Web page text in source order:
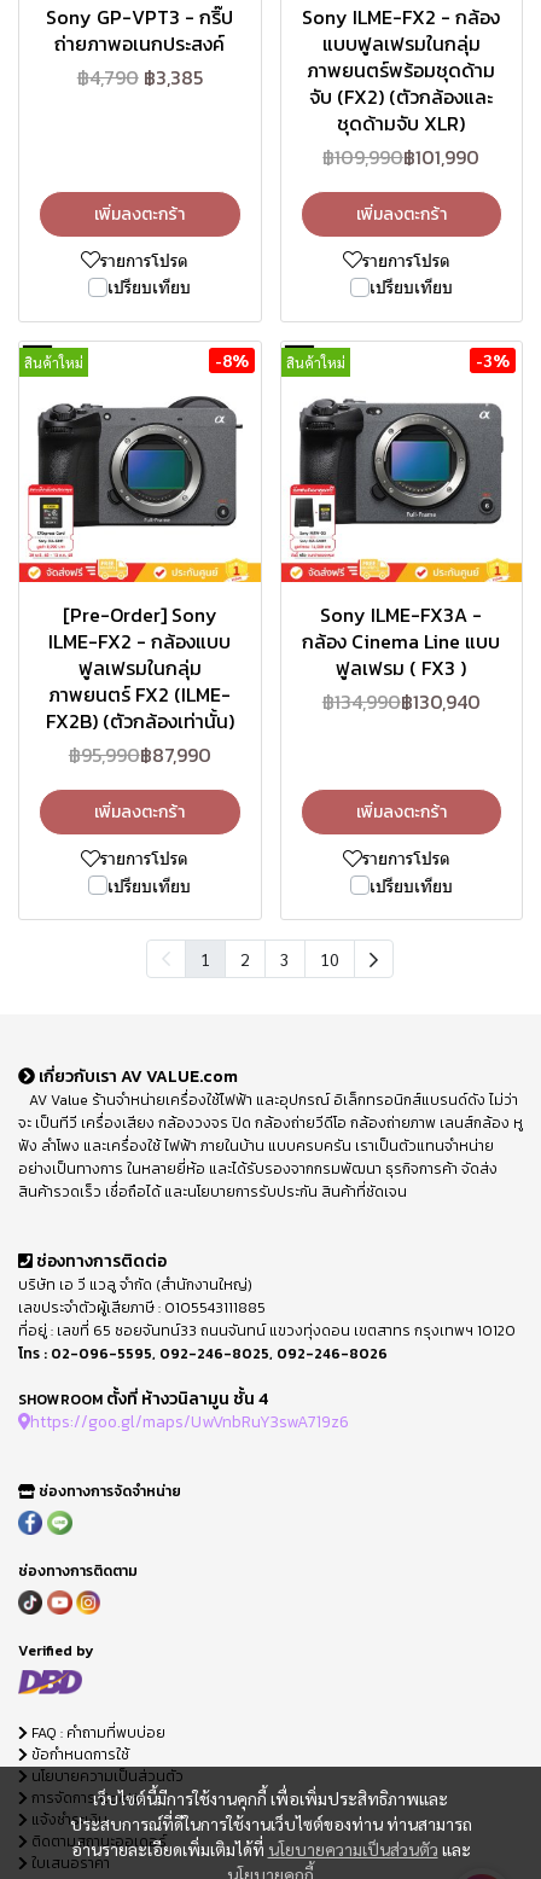
Sony GP-VPT3 - กริ๊ป
ถ่ายภาพอเนกประสงค์
฿4,790 ฿3,385
เพิ่มลงตะกร้า
รายการโปรด
เปรียบเทียบ
Sony ILME-FX2 - กล้อง
แบบฟูลเฟรมในกลุ่ม
ภาพยนตร์พร้อมชุดด้าม
จับ (FX2) (ตัวกล้องและ
ชุดด้ามจับ XLR)
฿109,990฿101,990
เพิ่มลงตะกร้า
รายการโปรด
เปรียบเทียบ
สินค้าใหม่ -8%
[Pre-Order] Sony
ILME-FX2 - กล้องแบบ
ฟูลเฟรมในกลุ่ม
ภาพยนตร์ FX2 (ILME-
FX2B) (ตัวกล้องเท่านั้น)
฿95,990฿87,990
เพิ่มลงตะกร้า
รายการโปรด
เปรียบเทียบ
สินค้าใหม่ -3%
Sony ILME-FX3A -
กล้อง Cinema Line แบบ
ฟูลเฟรม ( FX3 )
฿134,990฿130,940
เพิ่มลงตะกร้า
รายการโปรด
เปรียบเทียบ
1 2 3 10
เว็บไซต์นี้มีการใช้งานคุกกี้ เพื่อเพิ่มประสิทธิภาพและ
ประสบการณ์ที่ดีในการใช้งานเว็บไซต์ของท่าน ท่านสามารถ
อ่านรายละเอียดเพิ่มเติมได้ที่ นโยบายความเป็นส่วนตัว และ
นโยบายคุกกี้
เกี่ยวกับเรา AV VALUE.com
AV Value ร้านจำหน่ายเครื่องใช้ไฟฟ้า และอุปกรณ์ อิเล็กทรอนิกส์แบรนด์ดัง ไม่ว่า
จะ เป็นทีวี เครื่องเสียง กล้องวงจร ปิด กล้องถ่ายวีดีโอ กล้องถ่ายภาพ เลนส์กล้อง หู
ฟัง ลำโพง และเครื่องใช้ ไฟฟ้า ภายในบ้าน แบบครบครัน เราเป็นตัวแทนจำหน่าย
อย่างเป็นทางการ ในหลายยี่ห้อ และได้รับรองจากกรมพัฒนา ธุรกิจการค้า จัดส่ง
สินค้ารวดเร็ว เชื่อถือได้ และนโยบายการรับประกัน สินค้าที่ชัดเจน
ช่องทางการติดต่อ
บริษัท เอ วี แวลู จำกัด (สำนักงานใหญ่)
เลขประจำตัวผู้เสียภาษี : 0105543111885
ที่อยู่ : เลขที่ 65 ซอยจันทน์33 ถนนจันทน์ แขวงทุ่งดอน เขตสาทร กรุงเทพฯ 10120
โทร : 02-096-5595, 092-246-8025, 092-246-8026
SHOWROOM ตั้งที่ ห้างวนิลามูน ชั้น 4
https://goo.gl/maps/UwVnbRuY3swA719z6
ช่องทางการจัดจำหน่าย
ช่องทางการติดตาม
Verified by
FAQ : คำถามที่พบบ่อย
ข้อกำหนดการใช้
นโยบายความเป็นส่วนตัว
การจัดการ Cookie
แจ้งชำระเงิน
ติดตามสถานะออเดอร์
ใบเสนอราคา